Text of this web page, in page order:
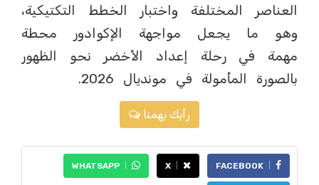
العناصر المختلفة واختبار الخطط التكتيكية،
وهو ما يجعل مواجهة الإكوادور محطة
مهمة في رحلة إعداد الأخضر نحو الظهور
بالصورة المأمولة في مونديال 2026.
رأيك يهمنا
FACEBOOK
X
WHATSAPP